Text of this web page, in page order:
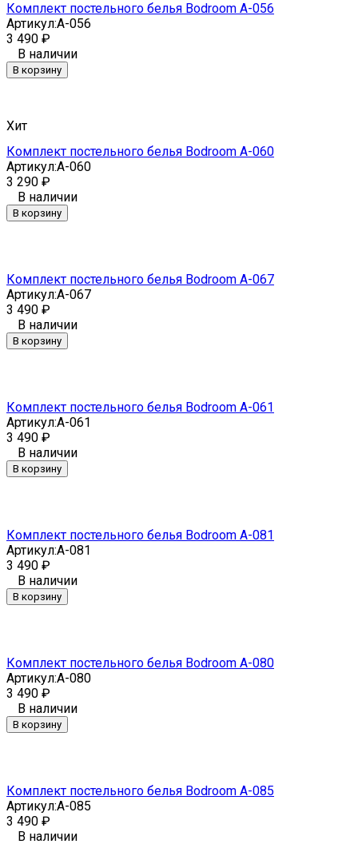
Комплект постельного белья Bodroom A-056
Артикул:A-056
3 490 ₽
В наличии
В корзину
Хит
Комплект постельного белья Bodroom A-060
Артикул:A-060
3 290 ₽
В наличии
В корзину
Комплект постельного белья Bodroom A-067
Артикул:A-067
3 490 ₽
В наличии
В корзину
Комплект постельного белья Bodroom A-061
Артикул:A-061
3 490 ₽
В наличии
В корзину
Комплект постельного белья Bodroom A-081
Артикул:A-081
3 490 ₽
В наличии
В корзину
Комплект постельного белья Bodroom A-080
Артикул:A-080
3 490 ₽
В наличии
В корзину
Комплект постельного белья Bodroom A-085
Артикул:A-085
3 490 ₽
В наличии